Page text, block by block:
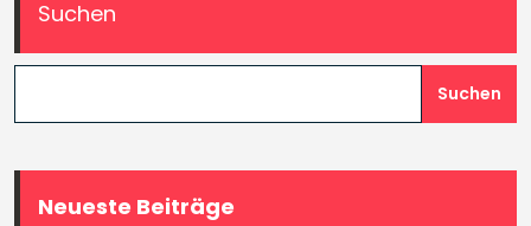
Suchen
Suchen
Neueste Beiträge